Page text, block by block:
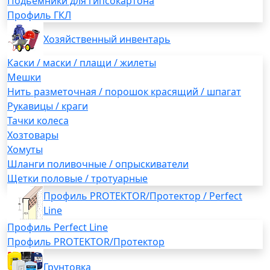
Профиль ГКЛ
Хозяйственный инвентарь
Каски / маски / плащи / жилеты
Мешки
Нить разметочная / порошок красящий / шпагат
Рукавицы / краги
Тачки колеса
Хозтовары
Хомуты
Шланги поливочные / опрыскиватели
Щетки половые / тротуарные
Профиль PROTEKTOR/Протектор / Perfect
Line
Профиль Perfect Line
Профиль PROTEKTOR/Протектор
Грунтовка